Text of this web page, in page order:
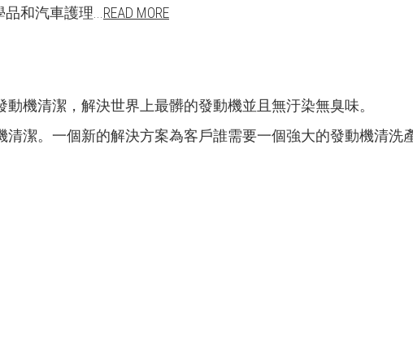
和汽車護理... READ MORE
動機清潔，解決世界上最髒的發動機並且無汙染無臭味。
清潔。一個新的解決方案為客戶誰需要一個強大的發動機清